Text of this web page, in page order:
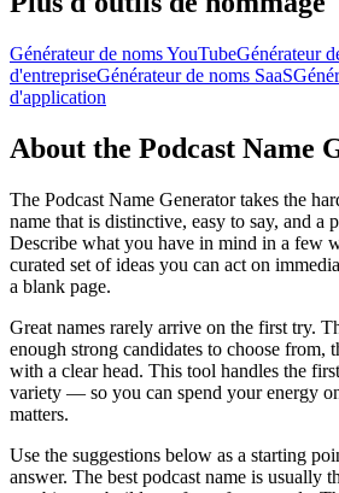
Générateur de noms YouTubeGénérateur
d'entrepriseGénérateur de noms SaaS
d'application
About the Podcast Name
The Podcast Name Generator takes the
name that is distinctive, easy to say, and a
Describe what you have in mind in a few
curated set of ideas you can act on
a blank page.
Great names rarely arrive on the first try.
enough strong candidates to choose from,
with a clear head. This tool handles the
variety — so you can spend your energy
matters.
Use the suggestions below as a starting
answer. The best podcast name is usually